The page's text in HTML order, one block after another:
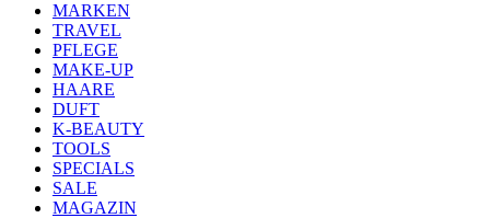
MARKEN
TRAVEL
PFLEGE
MAKE-UP
HAARE
DUFT
K-BEAUTY
TOOLS
SPECIALS
SALE
MAGAZIN